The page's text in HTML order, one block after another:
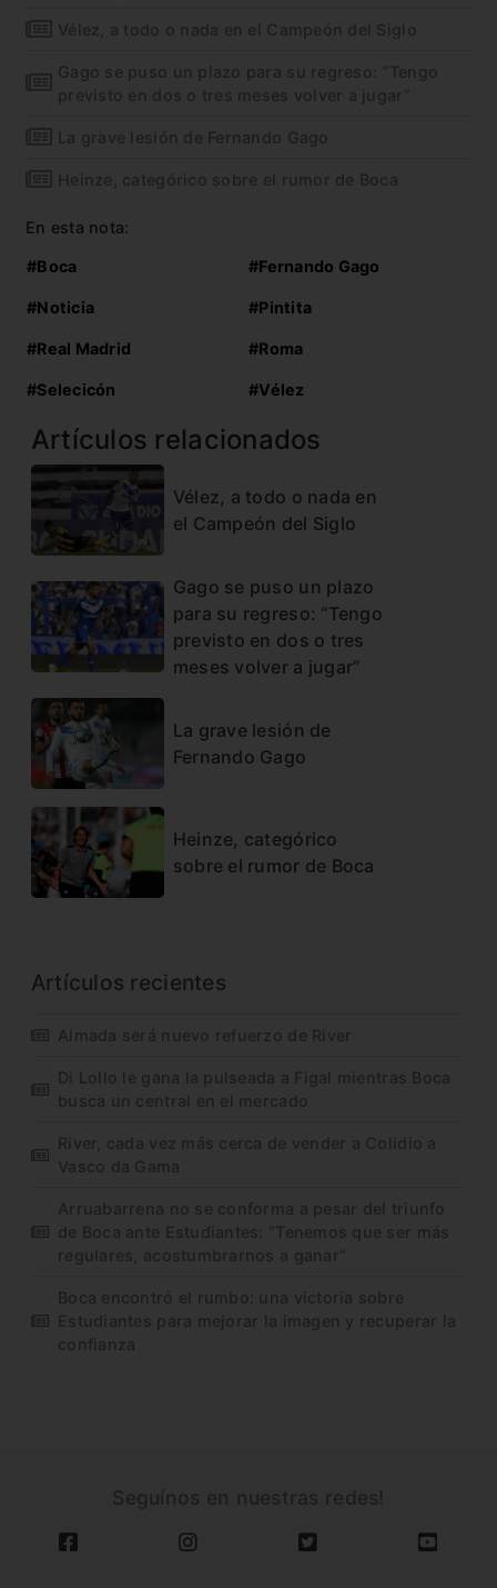
Vélez, a todo o nada en el Campeón del Siglo
Gago se puso un plazo para su regreso: “Tengo
previsto en dos o tres meses volver a jugar”
La grave lesión de Fernando Gago
Heinze, categórico sobre el rumor de Boca
En esta nota:
#Boca #Fernando Gago
#Noticia #Pintita
#Real Madrid #Roma
#Selecicón #Vélez
Artículos relacionados
Vélez, a todo o nada en
el Campeón del Siglo
Gago se puso un plazo
para su regreso: “Tengo
previsto en dos o tres
meses volver a jugar”
La grave lesión de
Fernando Gago
Heinze, categórico
sobre el rumor de Boca
Artículos recientes
Almada será nuevo refuerzo de River
Di Lollo le gana la pulseada a Figal mientras Boca
busca un central en el mercado
River, cada vez más cerca de vender a Colidio a
Vasco da Gama
Arruabarrena no se conforma a pesar del triunfo
de Boca ante Estudiantes: “Tenemos que ser más
regulares, acostumbrarnos a ganar”
Boca encontró el rumbo: una victoria sobre
Estudiantes para mejorar la imagen y recuperar la
confianza